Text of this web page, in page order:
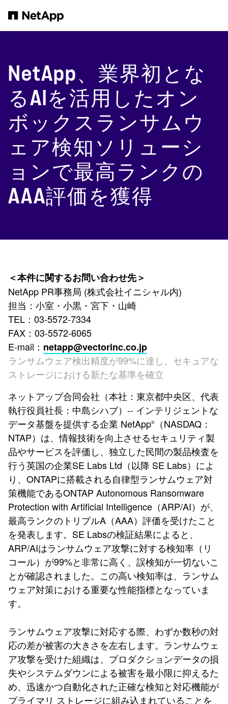
NetApp、業界初とな
るAIを活用したオン
ボックスランサムウ
ェア検知ソリューシ
ョンで最高ランクの
AAA評価を獲得
＜本件に関するお問い合わせ先＞
NetApp PR事務局 (株式会社イニシャル内)
担当：小室・小黒・宮下・山崎
TEL：03-5572-7334
FAX：03-5572-6065
E-mail： netapp@vectorinc.co.jp
ランサムウェア検出精度が99%に達し、セキュアな
ストレージにおける新たな基準を確立
ネットアップ合同会社（本社：東京都中央区、代表
執行役員社長：中島シハブ）-- インテリジェントな
データ基盤を提供する企業 NetApp®
（NASDAQ：
NTAP）は、情報技術を向上させるセキュリティ製
品やサービスを評価し、独立した民間の製品検査を
行う英国の企業SE Labs Ltd（以降 SE Labs）によ
り、ONTAPに搭載される自律型ランサムウェア対
策機能であるONTAP Autonomous Ransomware
Protection with Artificial Intelligence（ARP/AI）が、
最高ランクのトリプルA（AAA）評価を受けたこと
を発表します。SE Labsの検証結果によると、
ARP/AIはランサムウェア攻撃に対する検知率（リ
コール）が99%と非常に高く、誤検知が一切ないこ
とが確認されました。この高い検知率は、ランサム
ウェア対策における重要な性能指標となっていま
す。
ランサムウェア攻撃に対応する際、わずか数秒の対
応の差が被害の大きさを左右します。ランサムウェ
ア攻撃を受けた組織は、プロダクションデータの損
失やシステムダウンによる被害を最小限に抑えるた
め、迅速かつ自動化された正確な検知と対応機能が
プライマリ ストレージに組み込まれていることを